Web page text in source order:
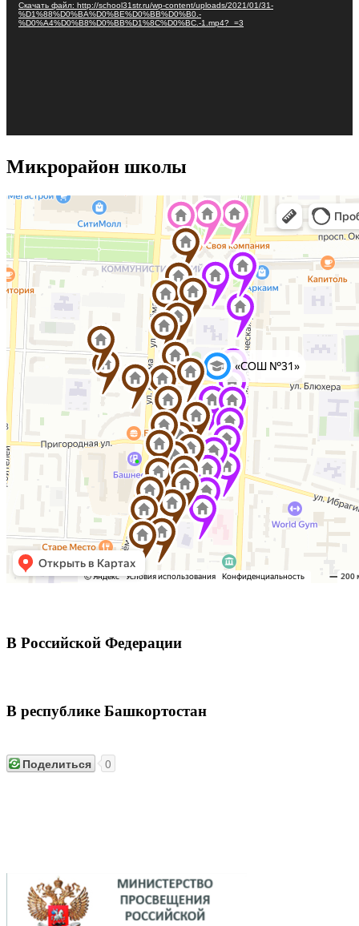
Скачать файл: http://school31str.ru/wp-content/uploads/2021/01/31-
%D1%88%D0%BA%D0%BE%D0%BB%D0%B0.-
%D0%A4%D0%B8%D0%BB%D1%8C%D0%BC.-1.mp4?_=3
Микрорайон школы
В Российской Федерации
В республике Башкортостан
Поделиться 0